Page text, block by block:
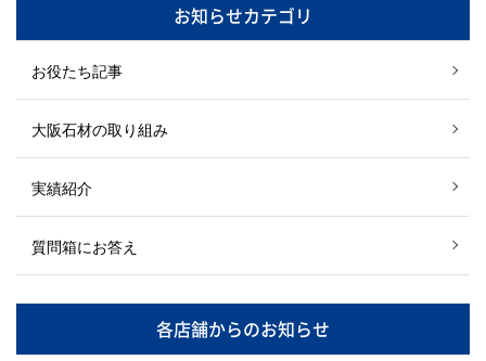
お知らせカテゴリ
お役たち記事
大阪石材の取り組み
実績紹介
質問箱にお答え
各店舗からのお知らせ